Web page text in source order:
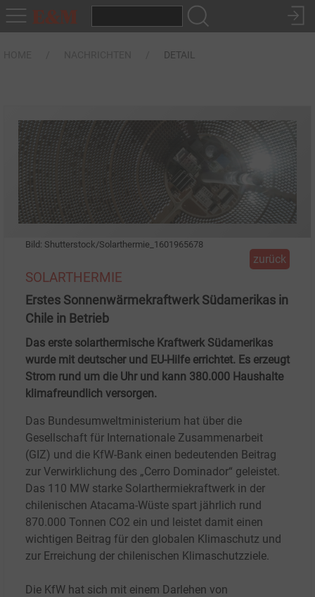
DETAIL
Bild: Shutterstock/Solarthermie_1601965678
zurück
SOLARTHERMIE
Erstes Sonnenwärmekraftwerk Südamerikas in
Chile in Betrieb
Das erste solarthermische Kraftwerk Südamerikas
wurde mit deutscher und EU-Hilfe errichtet. Es erzeugt
Strom rund um die Uhr und kann 380.000 Haushalte
klimafreundlich versorgen.
Das Bundesumweltministerium hat über die
Gesellschaft für Internationale Zusammenarbeit
(GIZ) und die KfW-Bank einen bedeutenden Beitrag
zur Verwirklichung des „Cerro Dominador“ geleistet.
Das 110 MW starke Solarthermiekraftwerk in der
chilenischen Atacama-Wüste spart jährlich rund
870.000 Tonnen CO2 ein und leistet damit einen
wichtigen Beitrag für den globalen Klimaschutz und
zur Erreichung der chilenischen Klimaschutzziele.
Die KfW hat sich mit einem Darlehen von